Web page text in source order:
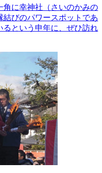
に幸神社（さいのかみの
びのパワースポットであ
るという申年に、ぜひ訪れ